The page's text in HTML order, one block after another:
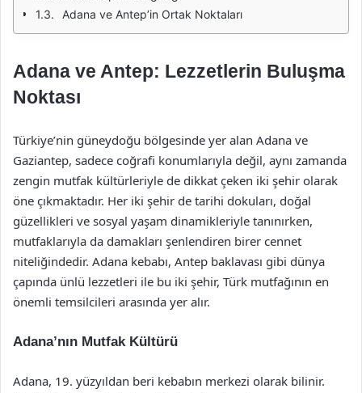
Adana ve Antep’in Ortak Noktaları
Adana ve Antep: Lezzetlerin Buluşma
Noktası
Türkiye’nin güneydoğu bölgesinde yer alan Adana ve
Gaziantep, sadece coğrafi konumlarıyla değil, aynı zamanda
zengin mutfak kültürleriyle de dikkat çeken iki şehir olarak
öne çıkmaktadır. Her iki şehir de tarihi dokuları, doğal
güzellikleri ve sosyal yaşam dinamikleriyle tanınırken,
mutfaklarıyla da damakları şenlendiren birer cennet
niteliğindedir. Adana kebabı, Antep baklavası gibi dünya
çapında ünlü lezzetleri ile bu iki şehir, Türk mutfağının en
önemli temsilcileri arasında yer alır.
Adana’nın Mutfak Kültürü
Adana, 19. yüzyıldan beri kebabın merkezi olarak bilinir.